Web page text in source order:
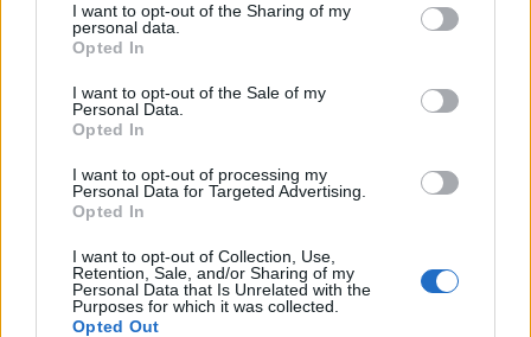
not limited to your visit or usage behaviour. You may click to
grant or deny consent to Google and its third-party tags to
use your data for below specified purposes in below Google
consent section.
I want to opt-out of the Sharing of my
personal data.
Opted In
I want to opt-out of the Sale of my
Personal Data.
Opted In
I want to opt-out of processing my
Personal Data for Targeted Advertising.
Opted In
I want to opt-out of Collection, Use,
Retention, Sale, and/or Sharing of my
Personal Data that Is Unrelated with the
Purposes for which it was collected.
Opted Out
Sri Lanka: itinerari tra spiritualità, architettura e
spiagge paradisiache
Matteo Pellegrino · 8 Ago 2026